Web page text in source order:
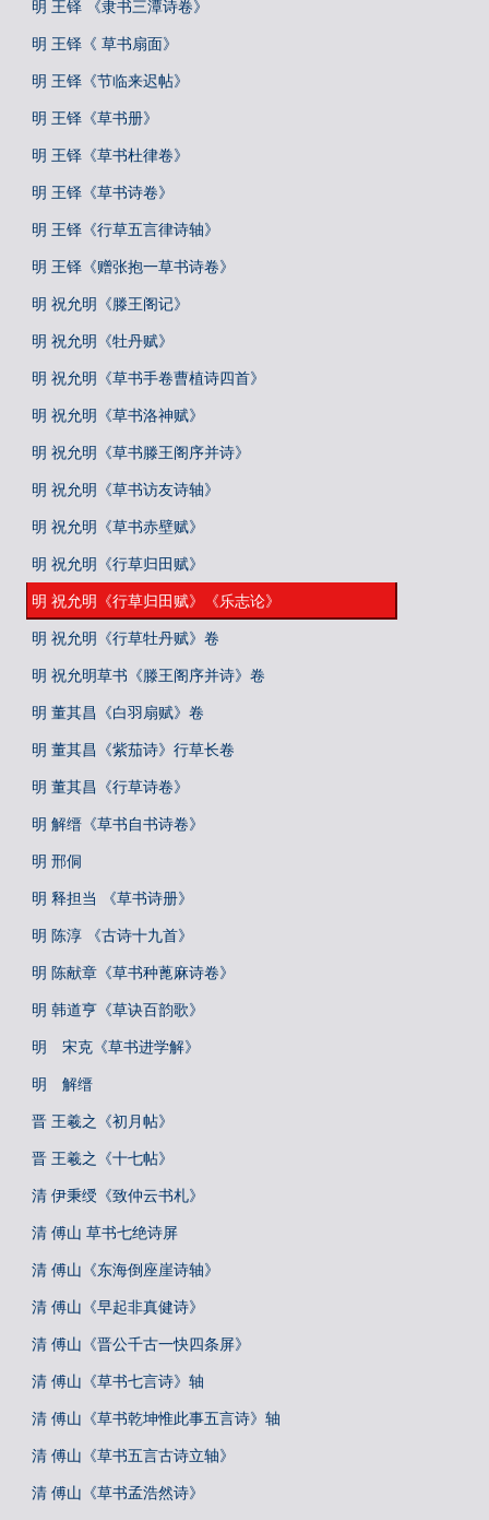
明 王铎 《隶书三潭诗卷》
明 王铎《 草书扇面》
明 王铎《节临来迟帖》
明 王铎《草书册》
明 王铎《草书杜律卷》
明 王铎《草书诗卷》
明 王铎《行草五言律诗轴》
明 王铎《赠张抱一草书诗卷》
明 祝允明《滕王阁记》
明 祝允明《牡丹赋》
明 祝允明《草书手卷曹植诗四首》
明 祝允明《草书洛神赋》
明 祝允明《草书滕王阁序并诗》
明 祝允明《草书访友诗轴》
明 祝允明《草书赤壁赋》
明 祝允明《行草归田赋》
明 祝允明《行草归田赋》《乐志论》
明 祝允明《行草牡丹赋》卷
明 祝允明草书《滕王阁序并诗》卷
明 董其昌《白羽扇赋》卷
明 董其昌《紫茄诗》行草长卷
明 董其昌《行草诗卷》
明 解缙《草书自书诗卷》
明 邢侗
明 释担当 《草书诗册》
明 陈淳 《古诗十九首》
明 陈献章《草书种蓖麻诗卷》
明 韩道亨《草诀百韵歌》
明 宋克《草书进学解》
明 解缙
晋 王羲之《初月帖》
晋 王羲之《十七帖》
清 伊秉绶《致仲云书札》
清 傅山 草书七绝诗屏
清 傅山《东海倒座崖诗轴》
清 傅山《早起非真健诗》
清 傅山《晋公千古一快四条屏》
清 傅山《草书七言诗》轴
清 傅山《草书乾坤惟此事五言诗》轴
清 傅山《草书五言古诗立轴》
清 傅山《草书孟浩然诗》